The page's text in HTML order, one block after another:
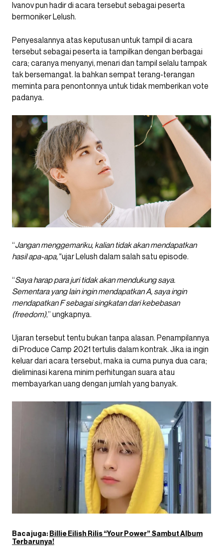
Ivanov pun hadir di acara tersebut sebagai peserta
bermoniker Lelush.
Penyesalannya atas keputusan untuk tampil di acara
tersebut sebagai peserta ia tampilkan dengan berbagai
cara; caranya menyanyi, menari dan tampil selalu tampak
tak bersemangat. Ia bahkan sempat terang-terangan
meminta para penontonnya untuk tidak memberikan vote
padanya.
“Jangan menggemariku, kalian tidak akan mendapatkan
hasil apa-apa,”ujar Lelush dalam salah satu episode.
“Saya harap para juri tidak akan mendukung saya.
Sementara yang lain ingin mendapatkan A, saya ingin
mendapatkan F sebagai singkatan dari kebebasan
(freedom),” ungkapnya.
Ujaran tersebut tentu bukan tanpa alasan. Penampilannya
di Produce Camp 2021 tertulis dalam kontrak. Jika ia ingin
keluar dari acara tersebut, maka ia cuma punya dua cara;
dieliminasi karena minim perhitungan suara atau
membayarkan uang dengan jumlah yang banyak.
Baca juga:Billie Eilish Rilis “Your Power” Sambut Album
Terbarunya!